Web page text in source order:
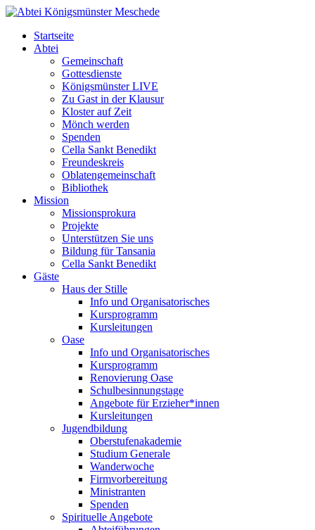
Startseite
Abtei
Gemeinschaft
Gottesdienste
Königsmünster LIVE
Zu Gast in der Klausur
Kloster auf Zeit
Mönch werden
Spenden
Cella Sankt Benedikt
Freundeskreis
Oblatengemeinschaft
Bibliothek
Mission
Missionsprokura
Projekte
Unterstützen Sie uns
Bildung für Tansania
Cella Sankt Benedikt
Gäste
Haus der Stille
Info und Organisatorisches
Kursprogramm
Kursleitungen
Oase
Info und Organisatorisches
Kursprogramm
Renovierung Oase
Schulbesinnungstage
Angebote für Erzieher*innen
Kursleitungen
Jugendbildung
Oberstufenakademie
Studium Generale
Wanderwoche
Firmvorbereitung
Ministranten
Spenden
Spirituelle Angebote